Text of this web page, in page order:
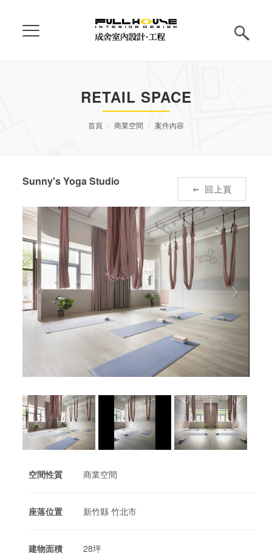
RETAIL SPACE
首頁 商業空間 案件內容
Sunny's Yoga Studio
回上頁
空間性質 商業空間
座落位置 新竹縣 竹北市
建物面積 28坪